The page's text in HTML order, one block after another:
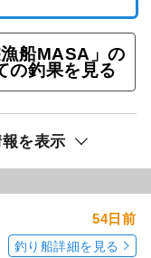
漁船MASA」の
の釣果を見る
を表示
54日前
釣り船詳細を見る